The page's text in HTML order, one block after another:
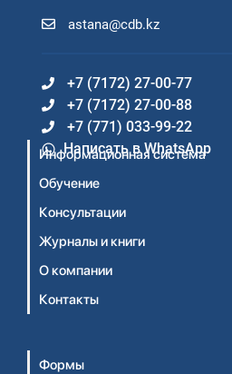
astana@cdb.kz
+7 (7172) 27-00-77
+7 (7172) 27-00-88
+7 (771) 033-99-22
Написать в WhatsApp
Информационная система
Обучение
Консультации
Журналы и книги
О компании
Контакты
Формы